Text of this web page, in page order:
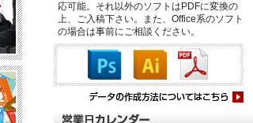
応可能。それ以外のソフトはPDFに変換の
上、ご入稿下さい。また、Office系のソフト
の場合は事前にご相談ください。